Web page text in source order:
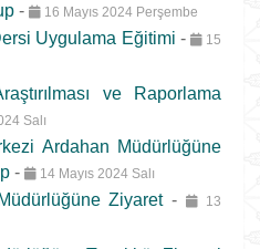
- 16 Mayıs 2024 Perşembe
Uygulama Eğitimi -
15
ve Raporlama
Salı
Ardahan Müdürlüğüne
- 14 Mayıs 2024 Salı
Ziyaret-
13